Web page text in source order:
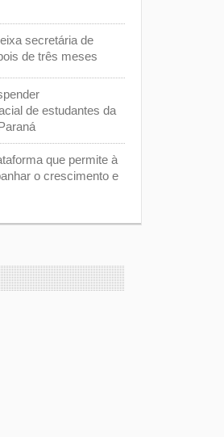
secretária de
de três meses
de estudantes da
que permite à
o crescimento e